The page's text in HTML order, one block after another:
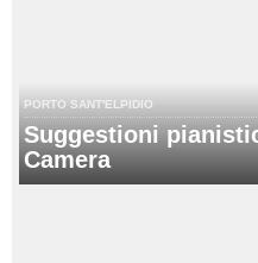
PORTO SANT'ELPIDIO
Suggestioni
Camera